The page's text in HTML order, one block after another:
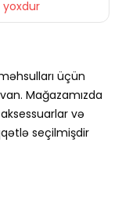
yoxdur
üçün
Mağazamızda
və
seçilmişdir